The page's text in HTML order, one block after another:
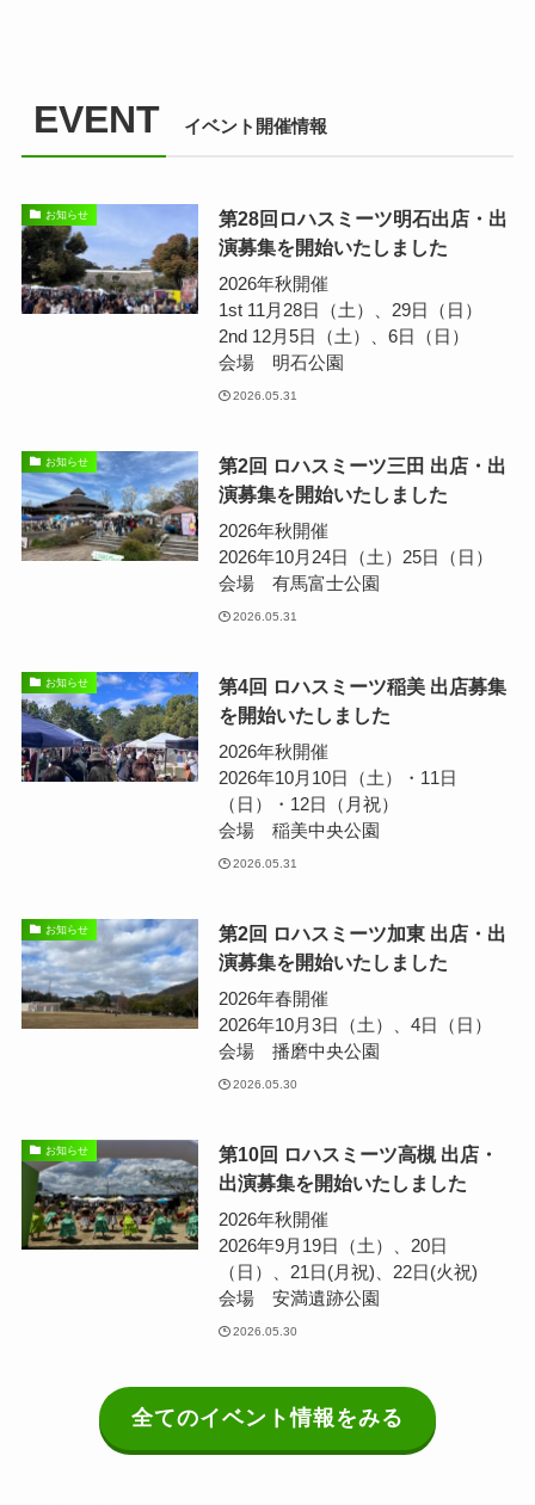
EVENT イベント開催情報
お知らせ
第28回ロハスミーツ明石出店・出
演募集を開始いたしました
2026年秋開催
1st 11月28日（土）、29日（日）
2nd 12月5日（土）、6日（日）
会場 明石公園
2026.05.31
お知らせ
第2回 ロハスミーツ三田 出店・出
演募集を開始いたしました
2026年秋開催
2026年10月24日（土）25日（日）
会場 有馬富士公園
2026.05.31
お知らせ
第4回 ロハスミーツ稲美 出店募集
を開始いたしました
2026年秋開催
2026年10月10日（土）・11日
（日）・12日（月祝）
会場 稲美中央公園
2026.05.31
お知らせ
第2回 ロハスミーツ加東 出店・出
演募集を開始いたしました
2026年春開催
2026年10月3日（土）、4日（日）
会場 播磨中央公園
2026.05.30
お知らせ
第10回 ロハスミーツ高槻 出店・
出演募集を開始いたしました
2026年秋開催
2026年9月19日（土）、20日
（日）、21日(月祝)、22日(火祝)
会場 安満遺跡公園
2026.05.30
全てのイベント情報をみる